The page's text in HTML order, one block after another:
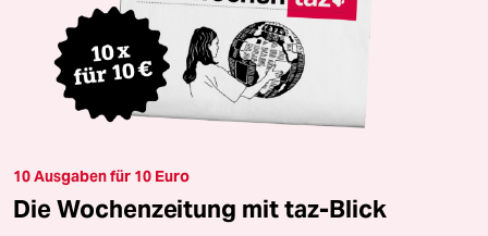
10 Ausgaben für 10 Euro
Die Wochenzeitung mit taz-Blick